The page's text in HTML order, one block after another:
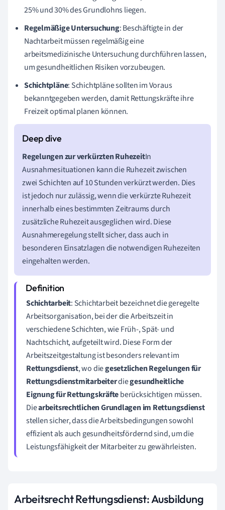
25% und 30% des Grundlohns liegen.
Regelmäßige Untersuchung: Beschäftigte in der
Nachtarbeit müssen regelmäßig eine
arbeitsmedizinische Untersuchung durchführen lassen,
um gesundheitlichen Risiken vorzubeugen.
Schichtpläne: Schichtpläne sollten im Voraus
bekanntgegeben werden, damit Rettungskräfte ihre
Freizeit optimal planen können.
Regelungen zur verkürzten RuhezeitIn
Ausnahmesituationen kann die Ruhezeit zwischen
zwei Schichten auf 10 Stunden verkürzt werden. Dies
ist jedoch nur zulässig, wenn die verkürzte Ruhezeit
innerhalb eines bestimmten Zeitraums durch
zusätzliche Ruhezeit ausgeglichen wird. Diese
Ausnahmeregelung stellt sicher, dass auch in
besonderen Einsatzlagen die notwendigen Ruhezeiten
eingehalten werden.
Schichtarbeit: Schichtarbeit bezeichnet die geregelte
Arbeitsorganisation, bei der die Arbeitszeit in
verschiedene Schichten, wie Früh-, Spät- und
Nachtschicht, aufgeteilt wird. Diese Form der
Arbeitszeitgestaltung ist besonders relevant im
Rettungsdienst, wo diegesetzlichen Regelungen für
Rettungsdienstmitarbeiterdiegesundheitliche
Eignung für Rettungskräfteberücksichtigen müssen.
Diearbeitsrechtlichen Grundlagen im Rettungsdienst
stellen sicher, dass die Arbeitsbedingungen sowohl
effizient als auch gesundheitsfördernd sind, um die
Leistungsfähigkeit der Mitarbeiter zu gewährleisten.
Arbeitsrecht Rettungsdienst: Ausbildung